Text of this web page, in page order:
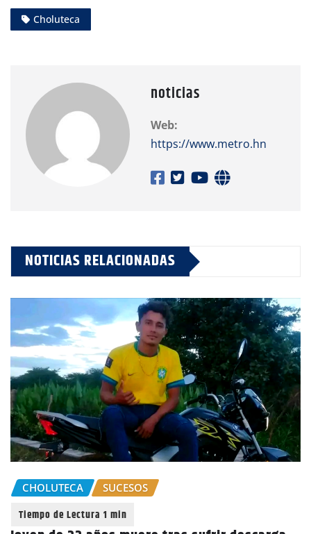
Choluteca
noticias
Web:
https://www.metro.hn
NOTICIAS RELACIONADAS
CHOLUTECA SUCESOS